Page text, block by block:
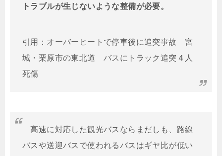
トラブルが生じないような整備が必要。
引用：オーバーヒートで停車後に追突事故 宮
城・栗原市の東北道 バスにトラック追突４人
死傷
高速に対応した観光バスならまだしも、路線
バスや送迎バスで使われるバスはギヤ比が低い